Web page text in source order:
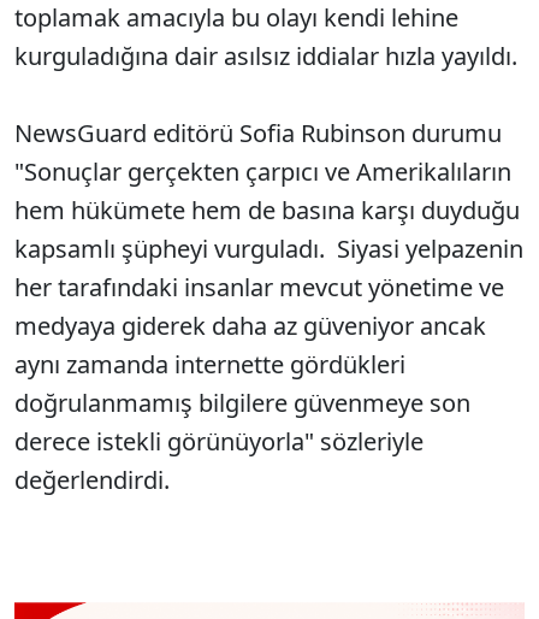
toplamak amacıyla bu olayı kendi lehine
kurguladığına dair asılsız iddialar hızla yayıldı.
NewsGuard editörü Sofia Rubinson durumu
"Sonuçlar gerçekten çarpıcı ve Amerikalıların
hem hükümete hem de basına karşı duyduğu
kapsamlı şüpheyi vurguladı. Siyasi yelpazenin
her tarafındaki insanlar mevcut yönetime ve
medyaya giderek daha az güveniyor ancak
aynı zamanda internette gördükleri
doğrulanmamış bilgilere güvenmeye son
derece istekli görünüyorla" sözleriyle
değerlendirdi.